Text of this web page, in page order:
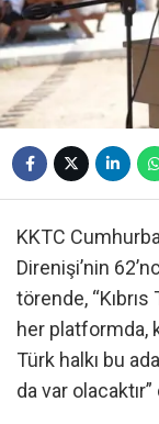
KKTC
Direnişi’nin
törende,
her platformda,
Türk halkı bu
da var olacaktır”